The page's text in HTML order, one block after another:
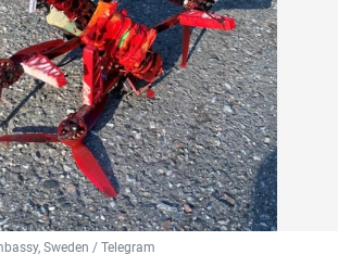
Sweden / Telegram